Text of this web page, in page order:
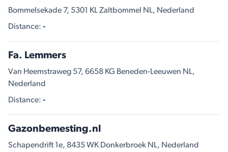
Bommelsekade 7, 5301 KL Zaltbommel NL, Nederland
Distance: -
Fa. Lemmers
Van Heemstraweg 57, 6658 KG Beneden-Leeuwen NL,
Nederland
Distance: -
Gazonbemesting.nl
Schapendrift 1e, 8435 WK Donkerbroek NL, Nederland